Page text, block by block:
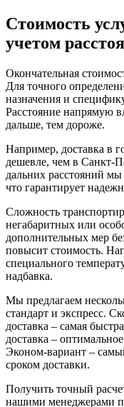
Стоимость
учетом
Окончательная
Для точного
назначения и
Расстояние напрямую
дальше, тем дороже.
Например, доставка в
дешевле, чем в Санкт-
дальних расстояний
что гарантирует
Сложность
негабаритных или
дополнительных мер
повысит стоимость.
специального
надбавка.
Мы предлагаем
стандарт и экспресс.
доставка – самая
доставка –
Эконом-вариант –
сроком доставки.
Получить точный
нашими менеджерами